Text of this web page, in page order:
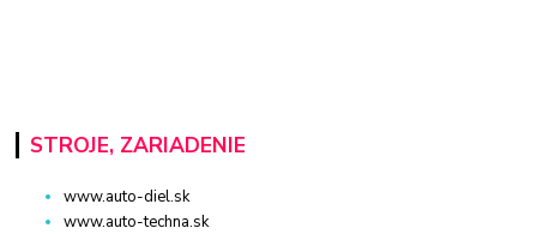
STROJE, ZARIADENIE
www.auto-diel.sk
www.auto-techna.sk